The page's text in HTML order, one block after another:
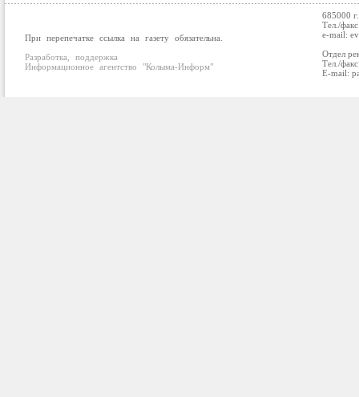
При перепечатке ссылка на газету обязательна.
Разработка, поддержка
Информационное агентство "Колыма-Информ"
685000
Тел./
e-mail:
Отдел
Тел./
E-mail: